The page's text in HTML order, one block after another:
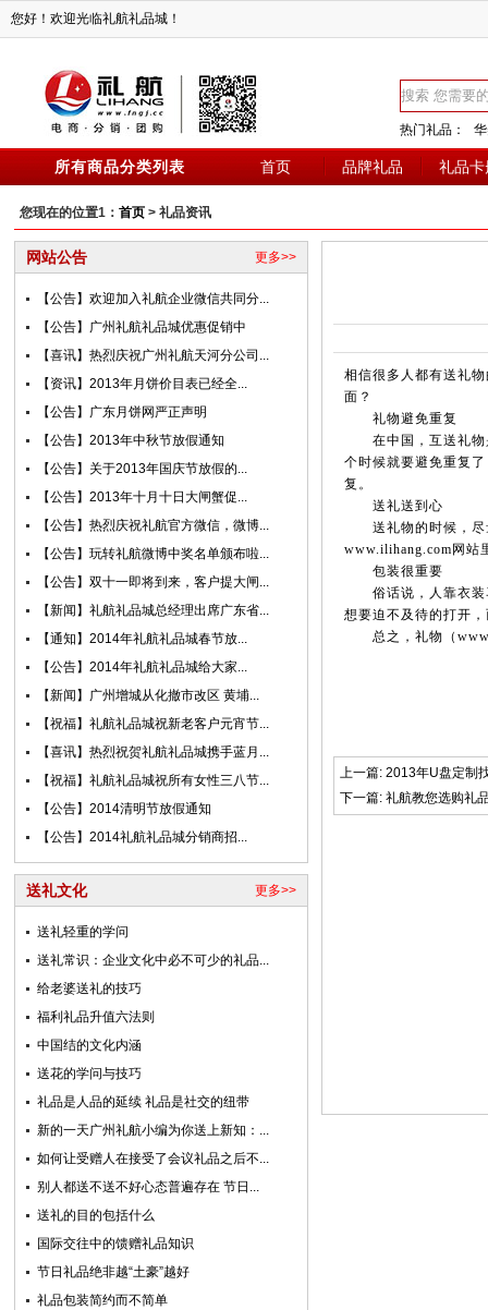
您好！欢迎光临礼航礼品城！
热门礼品：
所有商品分类列表 首页 品牌礼品 礼品卡
您现在的位置1： 首页 > 礼品资讯
更多>>
网站公告
【公告】欢迎加入礼航企业微信共同分...
【公告】广州礼航礼品城优惠促销中
【喜讯】热烈庆祝广州礼航天河分公司...
【资讯】2013年月饼价目表已经全...
【公告】广东月饼网严正声明
【公告】2013年中秋节放假通知
【公告】关于2013年国庆节放假的...
【公告】2013年十月十日大闸蟹促...
【公告】热烈庆祝礼航官方微信，微博...
【公告】玩转礼航微博中奖名单颁布啦...
【公告】双十一即将到来，客户提大闸...
【新闻】礼航礼品城总经理出席广东省...
【通知】2014年礼航礼品城春节放...
【公告】2014年礼航礼品城给大家...
【新闻】广州增城从化撤市改区 黄埔...
【祝福】礼航礼品城祝新老客户元宵节...
【喜讯】热烈祝贺礼航礼品城携手蓝月...
【祝福】礼航礼品城祝所有女性三八节...
【公告】2014清明节放假通知
【公告】2014礼航礼品城分销商招...
更多>>
送礼文化
送礼轻重的学问
送礼常识：企业文化中必不可少的礼品...
给老婆送礼的技巧
福利礼品升值六法则
中国结的文化内涵
送花的学问与技巧
礼品是人品的延续 礼品是社交的纽带
新的一天广州礼航小编为你送上新知：...
如何让受赠人在接受了会议礼品之后不...
别人都送不送不好心态普遍存在 节日...
送礼的目的包括什么
国际交往中的馈赠礼品知识
节日礼品绝非越“土豪”越好
礼品包装简约而不简单
相信很多人都有送礼
面？
礼物避免重复
在中国，互送礼物是
个时候就要避免重复
复。
送礼送到心
送礼物的时候，尽量
www.ilihang.com 网站
包装很重要
俗话说，人靠衣装马
想要迫不及待的打开
总之，礼物（
上一篇: 2013年U盘定制
下一篇: 礼航教您选购礼